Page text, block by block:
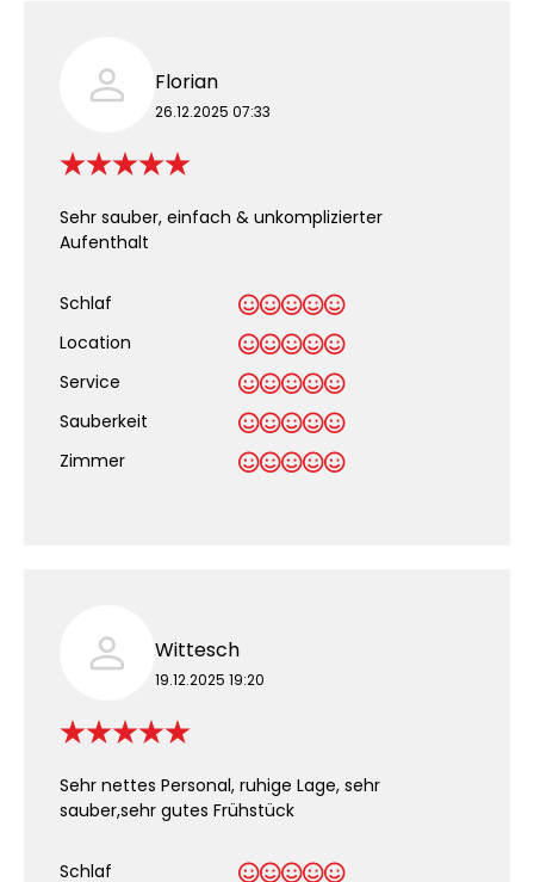
Florian
26.12.2025 07:33
Sehr sauber, einfach & unkomplizierter
Aufenthalt
Schlaf
Location
Service
Sauberkeit
Zimmer
Wittesch
19.12.2025 19:20
Sehr nettes Personal, ruhige Lage, sehr
sauber,sehr gutes Frühstück
Schlaf